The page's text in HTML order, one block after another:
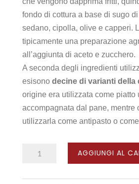
fondo di cottura a base di sugo
sedano, cipolla, olive e capperi.
tipicamente una preparazione
all’aggiunta di aceto e zucchero.
A seconda degli ingredienti
esisono decine di varianti della
origine era utilizzata come piatto
accompagnata dal pane, mentre
utilizzarla come antipasto o
Caponata
AGGIUNGI AL